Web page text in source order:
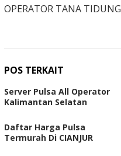
OPERATOR TANA TIDUNG
POS TERKAIT
Server Pulsa All Operator
Kalimantan Selatan
Daftar Harga Pulsa
Termurah Di CIANJUR